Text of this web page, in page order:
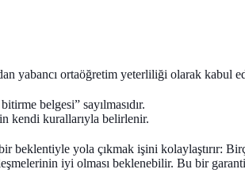
yabancı ortaöğretim yeterliliği olarak kabul
belgesi” sayılmasıdır.
kendi kurallarıyla belirlenir.
beklentiyle yola çıkmak işini kolaylaştırır:
iyi olması beklenebilir. Bu bir